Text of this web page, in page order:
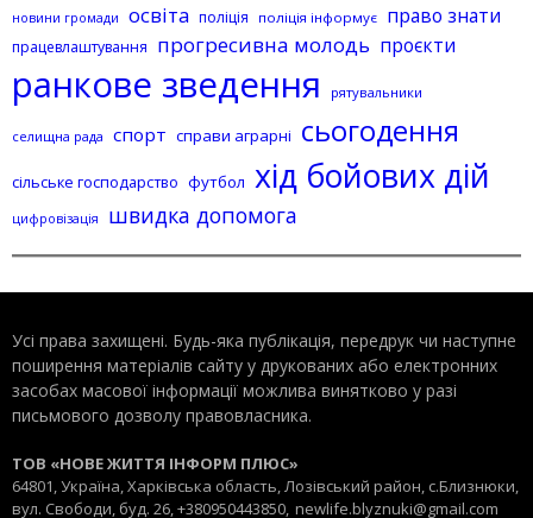
новини громади освіта поліція поліція інформує право знати
працевлаштування прогресивна молодь проєкти
ранкове зведення рятувальники
селищна рада спорт справи аграрні сьогодення
сільське господарство футбол хід бойових дій
цифровізація швидка допомога
Усі права захищені. Будь-яка публiкацiя, передрук чи наступне
поширення матеріалів сайту у друкованих або електронних
засобах масової інформації можлива винятково у разі
письмового дозволу правовласника.
ТОВ «НОВЕ ЖИТТЯ ІНФОРМ ПЛЮС»
64801, Україна, Харківська область, Лозівський район, с.Близнюки,
вул. Свободи, буд. 26, +380950443850, newlife.blyznuki@gmail.com